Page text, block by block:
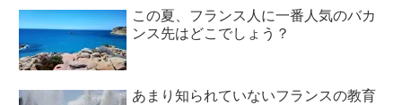
この夏、フランス人に一番人気のバカ
ンス先はどこでしょう？
あまり知られていないフランスの教育